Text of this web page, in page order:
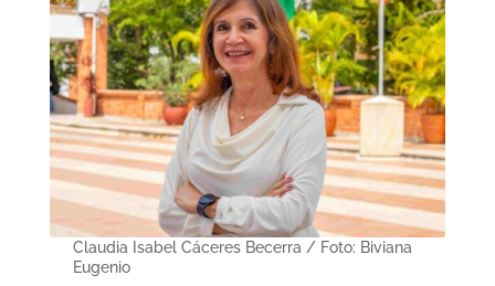
Claudia Isabel Cáceres Becerra / Foto: Biviana
Eugenio